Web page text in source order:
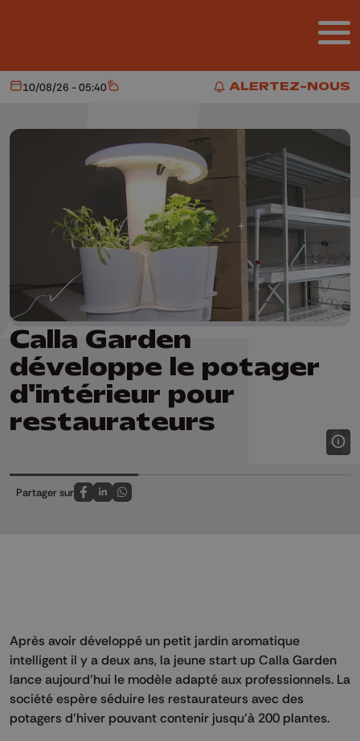
ALERTEZ-NOUS
ALERTEZ-NOUS
Aujourd'hui
10/08/26 - 05:40 Météo
Calla Garden
développe le potager
d'intérieur pour
restaurateurs
Partager sur
Partagez sur FaceBook
Partagez sur LinkedIn
Partagez sur Whatsapp
Après avoir développé un petit jardin aromatique
intelligent il y a deux ans, la jeune start up Calla Garden
lance aujourd’hui le modèle adapté aux professionnels. La
société espère séduire les restaurateurs avec des
potagers d’hiver pouvant contenir jusqu’à 200 plantes.